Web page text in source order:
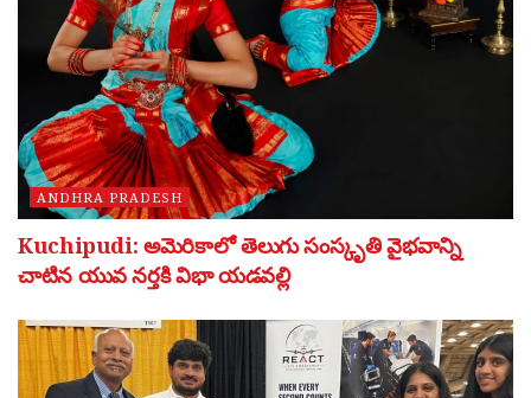
ANDHRA PRADESH
Kuchipudi: అమెరికాలో తెలుగు సంస్కృతి వైభవాన్ని
చాటిన యువ నర్తకి విభా యడవల్లి